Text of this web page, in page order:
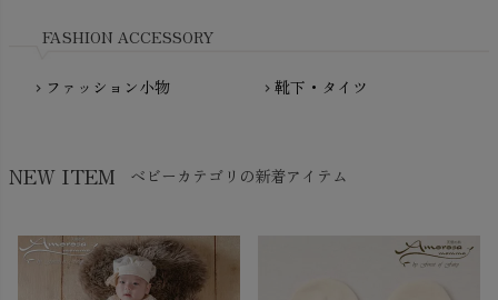
FASHION ACCESSORY
chevron_right ファッション小物 chevron_right 靴下・タイツ
NEW ITEM ベビーカテゴリの新着アイテム